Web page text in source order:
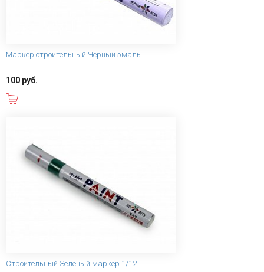
Маркер строительный Черный эмаль
100 руб.
Строительный Зеленый маркер 1/12